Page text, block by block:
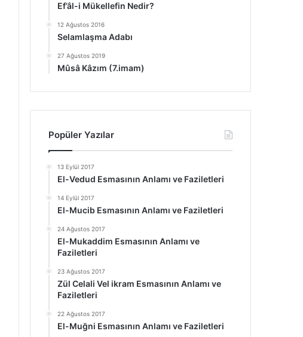
Ef’âl-i Mükellefin Nedir?
12 Ağustos 2016
Selamlaşma Adabı
27 Ağustos 2019
Mûsâ Kâzım (7.imam)
Popüler Yazılar
13 Eylül 2017
El-Vedud Esmasının Anlamı ve Faziletleri
14 Eylül 2017
El-Mucib Esmasının Anlamı ve Faziletleri
24 Ağustos 2017
El-Mukaddim Esmasının Anlamı ve
Faziletleri
23 Ağustos 2017
Zül Celali Vel ikram Esmasının Anlamı ve
Faziletleri
22 Ağustos 2017
El-Muğni Esmasının Anlamı ve Faziletleri